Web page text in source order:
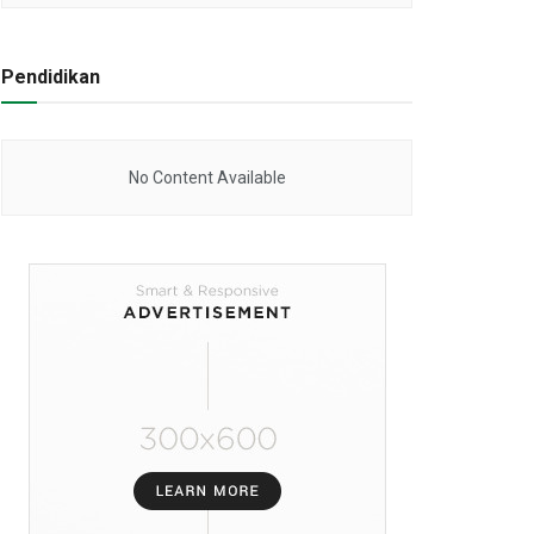
Pendidikan
No Content Available